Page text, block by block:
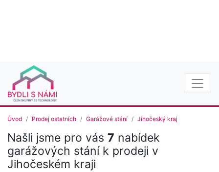
Úvod Prodej ostatních Garážové stání Jihočeský kraj
Našli jsme pro vás 7 nabídek
garážových stání k prodeji v
Jihočeském kraji